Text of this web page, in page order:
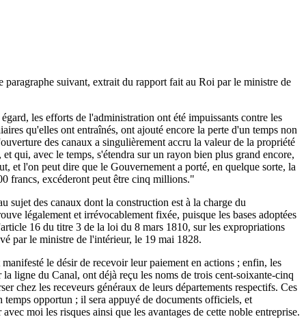
suivant, extrait du rapport fait au Roi par le ministre de
les efforts de l'administration ont été impuissants contre les
qu'elles ont entraînés, ont ajouté encore la perte d'un temps non
des canaux a singulièrement accru la valeur de la propriété
qui, avec le temps, s'étendra sur un rayon bien plus grand encore,
et l'on peut dire que le Gouvernement a porté, en quelque sorte, la
francs, excéderont peut être cinq millions."
sujet des canaux dont la construction est à la charge du
légalement et irrévocablement fixée, puisque les bases adoptées
16 du titre 3 de la loi du 8 mars 1810, sur les expropriations
par le ministre de l'intérieur, le 19 mai 1828.
le désir de recevoir leur paiement en actions ; enfin, les
ligne du Canal, ont déjà reçu les noms de trois cent-soixante-cinq
chez les receveurs généraux de leurs départements respectifs. Ces
temps opportun ; il sera appuyé de documents officiels, et
moi les risques ainsi que les avantages de cette noble entreprise.